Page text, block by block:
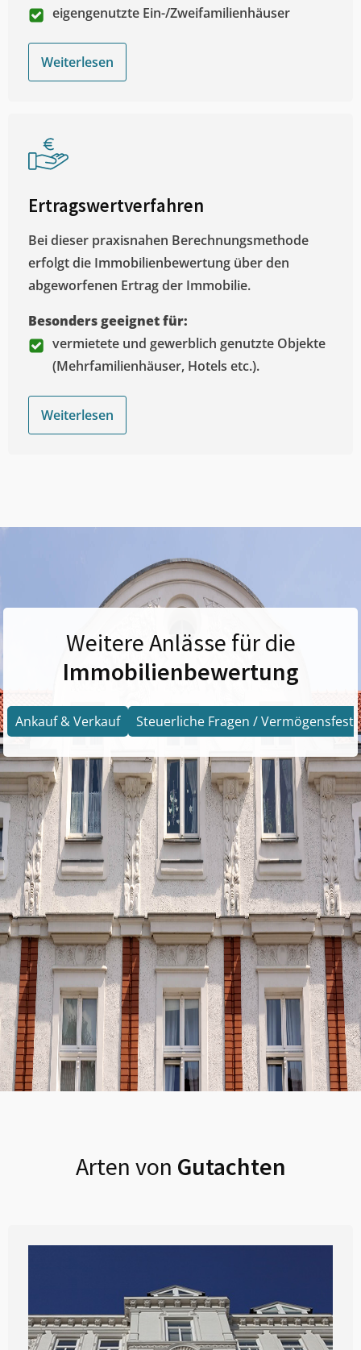
eigengenutzte Ein-/Zweifamilienhäuser
Weiterlesen
Ertragswertverfahren
Bei dieser praxisnahen Berechnungsmethode
erfolgt die Immobilienbewertung über den
abgeworfenen Ertrag der Immobilie.
Besonders geeignet für:
vermietete und gewerblich genutzte Objekte
(Mehrfamilienhäuser, Hotels etc.).
Weiterlesen
Weitere Anlässe für die
Immobilienbewertung
Ankauf & Verkauf Steuerliche Fragen /
Arten von Gutachten